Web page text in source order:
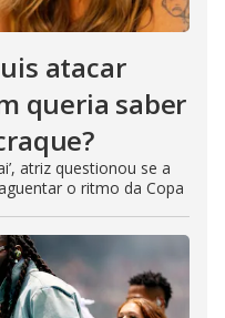
atacar
queria saber
atriz questionou se a
o ritmo da Copa